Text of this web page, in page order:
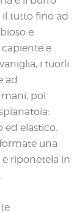
il tutto fino ad
e
e
i tuorli
ad
poi
elastico.
una
riponetela in